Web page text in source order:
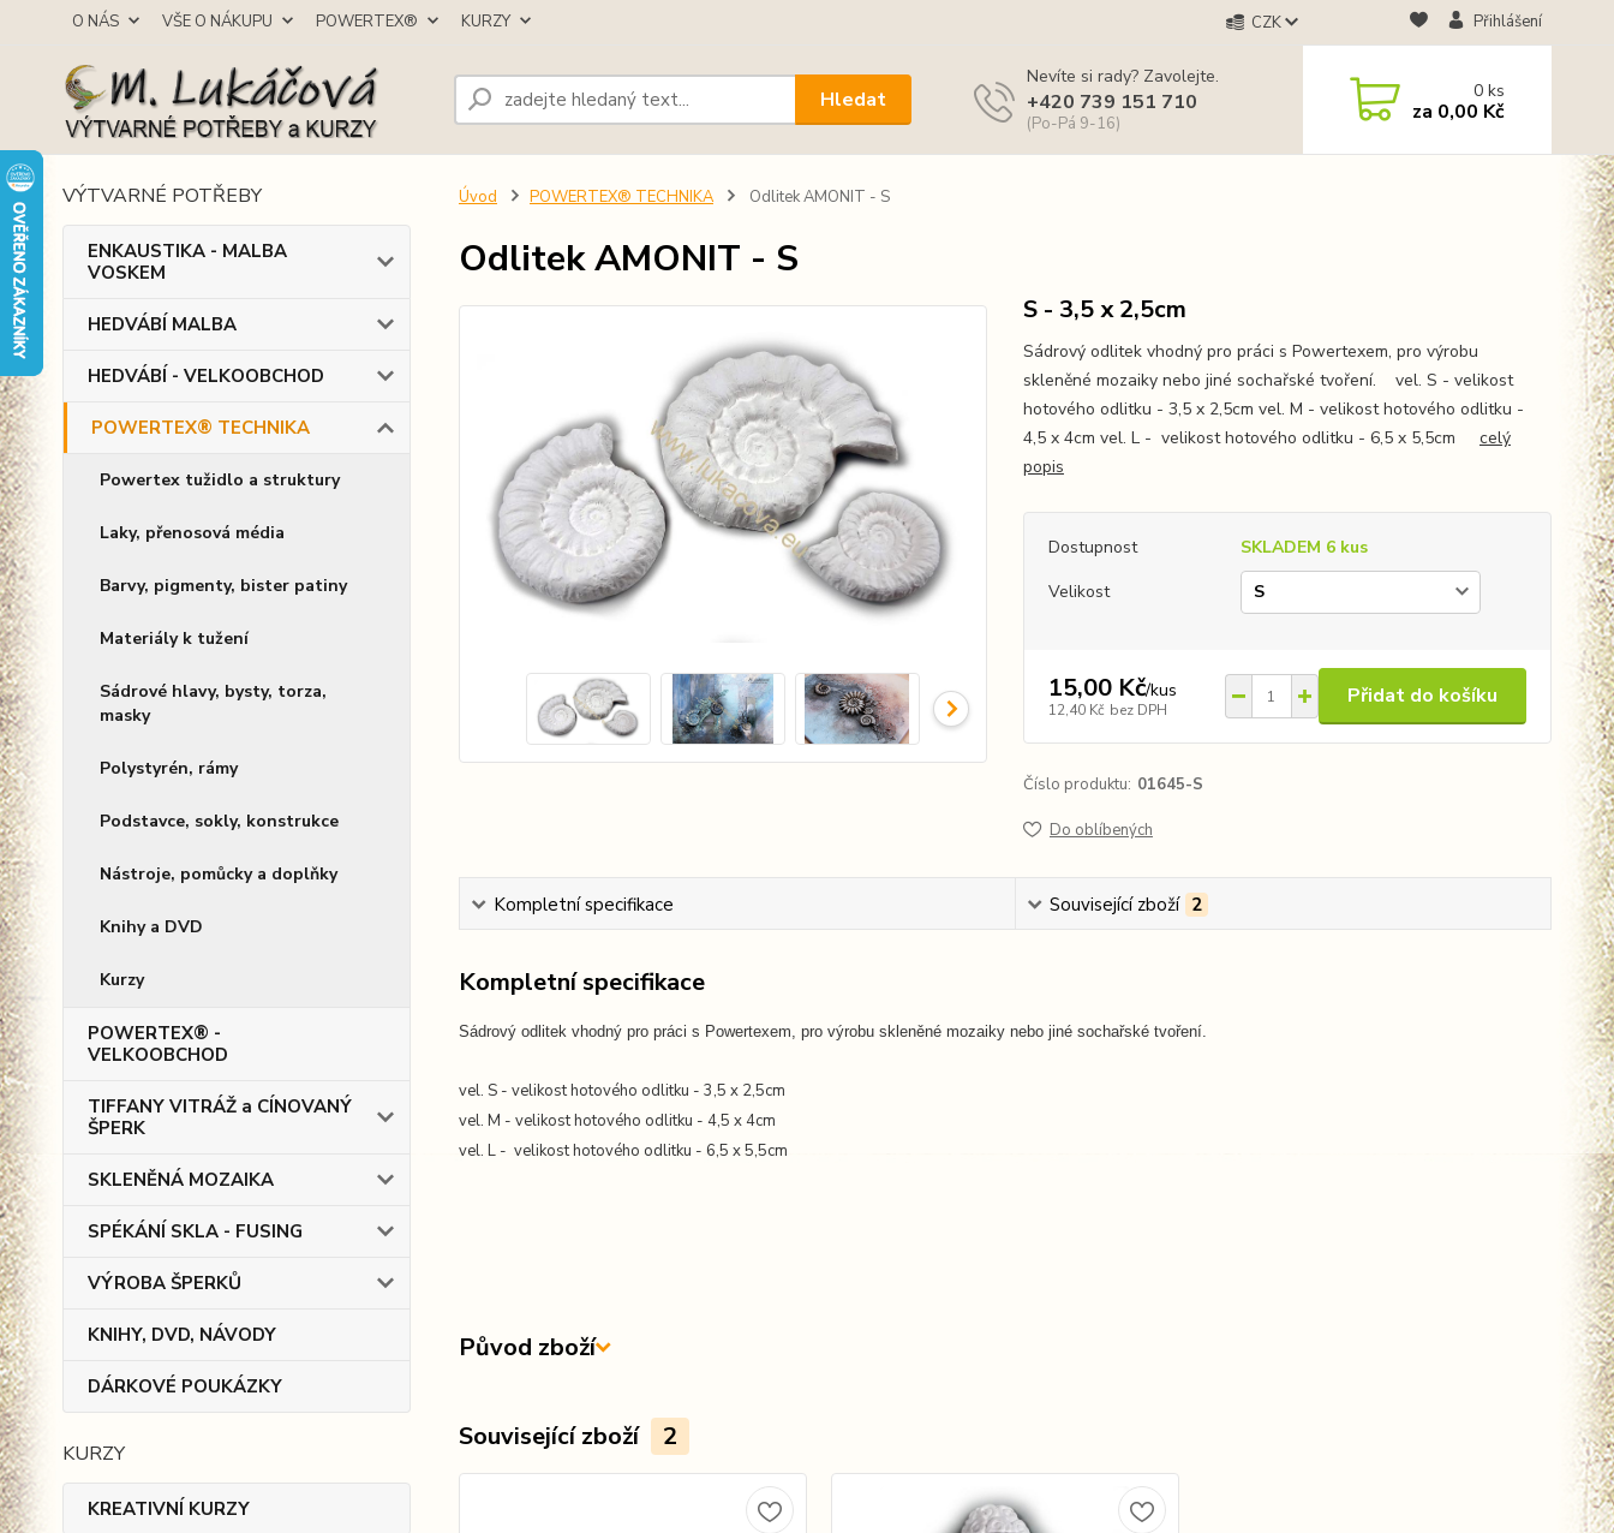
O NÁS VŠE O NÁKUPU POWERTEX® KURZY CZK Přihlášení
Hledat
Nevíte si rady? Zavolejte.
+420 739 151 710
(Po-Pá 9-16)
0ks
za 0,00 Kč
VÝTVARNÉ POTŘEBY
ENKAUSTIKA - MALBA
VOSKEM
HEDVÁBÍ MALBA
HEDVÁBÍ - VELKOOBCHOD
POWERTEX® TECHNIKA
Powertex tužidlo a struktury
Laky, přenosová média
Barvy, pigmenty, bister patiny
Materiály k tužení
Sádrové hlavy, bysty, torza,
masky
Polystyrén, rámy
Podstavce, sokly, konstrukce
Nástroje, pomůcky a doplňky
Knihy a DVD
Kurzy
POWERTEX® -
VELKOOBCHOD
TIFFANY VITRÁŽ a CÍNOVANÝ
ŠPERK
SKLENĚNÁ MOZAIKA
SPÉKÁNÍ SKLA - FUSING
VÝROBA ŠPERKŮ
KNIHY, DVD, NÁVODY
DÁRKOVÉ POUKÁZKY
KURZY
KREATIVNÍ KURZY
Úvod POWERTEX® TECHNIKA Odlitek AMONIT - S
Odlitek AMONIT - S
S - 3,5 x 2,5cm
Sádrový odlitek vhodný pro práci s Powertexem, pro výrobu
skleněné mozaiky nebo jiné sochařské tvoření. vel. S - velikost
hotového odlitku - 3,5 x 2,5cm vel. M - velikost hotového odlitku -
4,5 x 4cm vel. L - velikost hotového odlitku - 6,5 x 5,5cm celý
popis
Dostupnost
SKLADEM 6 kus
Velikost
15,00 Kč/kus
12,40 Kč bez DPH
Přidat do košíku
Číslo produktu: 01645-S
Do oblíbených
Kompletní specifikace Související zboží 2
Kompletní specifikace
Sádrový odlitek vhodný pro práci s Powertexem, pro výrobu skleněné mozaiky nebo jiné sochařské tvoření.
vel. S - velikost hotového odlitku - 3,5 x 2,5cm
vel. M - velikost hotového odlitku - 4,5 x 4cm
vel. L - velikost hotového odlitku - 6,5 x 5,5cm
Původ zboží
Související zboží 2